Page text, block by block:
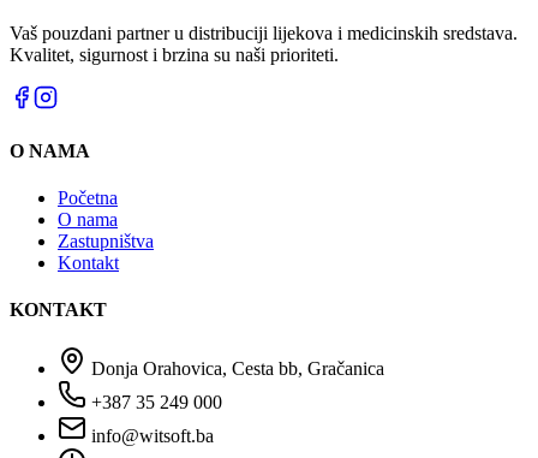
Vaš pouzdani partner u distribuciji lijekova i medicinskih sredstava.
Kvalitet, sigurnost i brzina su naši prioriteti.
O NAMA
Početna
O nama
Zastupništva
Kontakt
KONTAKT
Donja Orahovica, Cesta bb, Gračanica
+387 35 249 000
info@witsoft.ba